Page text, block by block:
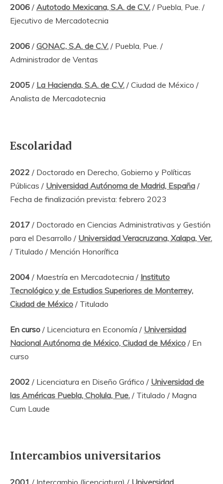
2006 / Autotodo Mexicana, S.A. de C.V. / Puebla, Pue. /
Ejecutivo de Mercadotecnia
2006 / GONAC, S.A. de C.V. / Puebla, Pue. /
Administrador de Ventas
2005 / La Hacienda, S.A. de C.V. / Ciudad de México /
Analista de Mercadotecnia
Escolaridad
2022 / Doctorado en Derecho, Gobierno y Políticas
Públicas / Universidad Autónoma de Madrid, España /
Fecha de finalización prevista: febrero 2023
2017 / Doctorado en Ciencias Administrativas y Gestión
para el Desarrollo / Universidad Veracruzana, Xalapa, Ver.
/ Titulado / Mención Honorífica
2004 / Maestría en Mercadotecnia / Instituto
Tecnológico y de Estudios Superiores de Monterrey,
Ciudad de México / Titulado
En curso / Licenciatura en Economía / Universidad
Nacional Autónoma de México, Ciudad de México / En
curso
2002 / Licenciatura en Diseño Gráfico / Universidad de
las Américas Puebla, Cholula, Pue. / Titulado / Magna
Cum Laude
Intercambios universitarios